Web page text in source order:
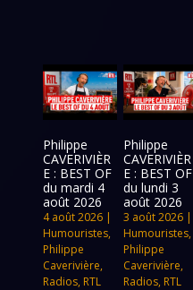
Philippe
CAVERIVIÈR
E : BEST OF
du mardi 4
août 2026
4 août 2026 |
Humouristes,
Philippe
Caverivière,
Radios, RTL
Philippe
CAVERIVIÈR
E : BEST OF
du lundi 3
août 2026
3 août 2026|
Humouristes,
Philippe
Caverivière,
Radios, RTL